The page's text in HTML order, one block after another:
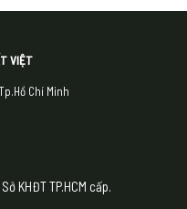
VIỆT
Chí Minh
KHĐT TP.HCM cấp.